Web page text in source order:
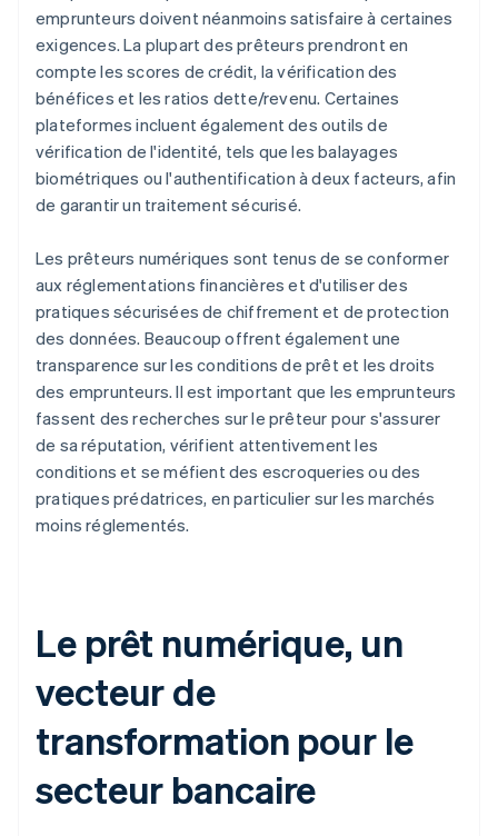
emprunteurs doivent néanmoins satisfaire à certaines
exigences. La plupart des prêteurs prendront en
compte les scores de crédit, la vérification des
bénéfices et les ratios dette/revenu. Certaines
plateformes incluent également des outils de
vérification de l'identité, tels que les balayages
biométriques ou l'authentification à deux facteurs, afin
de garantir un traitement sécurisé.
Les prêteurs numériques sont tenus de se conformer
aux réglementations financières et d'utiliser des
pratiques sécurisées de chiffrement et de protection
des données. Beaucoup offrent également une
transparence sur les conditions de prêt et les droits
des emprunteurs. Il est important que les emprunteurs
fassent des recherches sur le prêteur pour s'assurer
de sa réputation, vérifient attentivement les
conditions et se méfient des escroqueries ou des
pratiques prédatrices, en particulier sur les marchés
moins réglementés.
Le prêt numérique, un
vecteur de
transformation pour le
secteur bancaire